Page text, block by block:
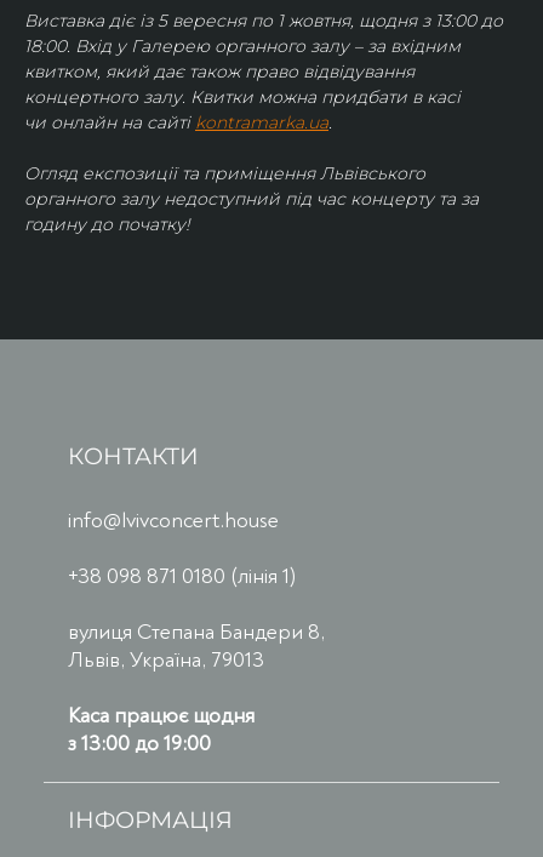
Виставка діє із 5 вересня по 1 жовтня, щодня з 13:00 до
18:00. Вхід у Галерею органного залу – за вхідним
квитком, який дає також право відвідування
концертного залу. Квитки можна придбати в касі
чи онлайн на сайті kontramarka.ua.
Огляд експозиції та приміщення Львівського
органного залу недоступний під час концерту та за
годину до початку!
КОНТАКТИ
info@lvivconcert.house
+38 098 871 0180 (лінія 1)
вулиця Степана Бандери 8,
Львів, Україна, 79013
Каса працює щодня
з 13:00 до 19:00
ІНФОРМАЦІЯ